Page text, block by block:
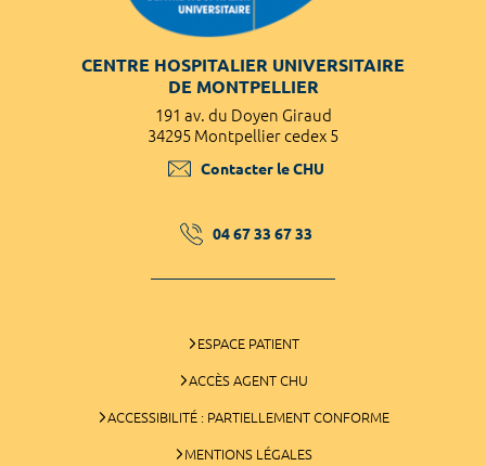
CENTRE HOSPITALIER UNIVERSITAIRE
DE MONTPELLIER
191 av. du Doyen Giraud
34295 Montpellier cedex 5
Contacter le CHU
04 67 33 67 33
ESPACE PATIENT
ACCÈS AGENT CHU
ACCESSIBILITÉ : PARTIELLEMENT CONFORME
MENTIONS LÉGALES